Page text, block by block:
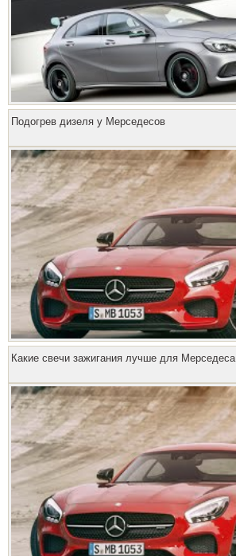
Подогрев дизеля у Мерседесов
Какие свечи зажигания лучше для Мерседеса